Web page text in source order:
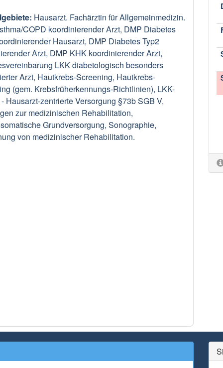
Hausarzt. Fachärztin für Allgemeinmedizin.
COPD koordinierender Arzt, DMP Diabetes
Hausarzt, DMP Diabetes Typ2
Arzt, DMP KHK koordinierender Arzt,
LKK diabetologisch besonders
Arzt, Hautkrebs-Screening, Hautkrebs-
(gem. Krebsfrüherkennungs-Richtlinien), LKK-
Hausarzt-zentrierte Versorgung §73b SGB V,
zur medizinischen Rehabilitation,
Grundversorgung, Sonographie,
von medizinischer Rehabilitation.